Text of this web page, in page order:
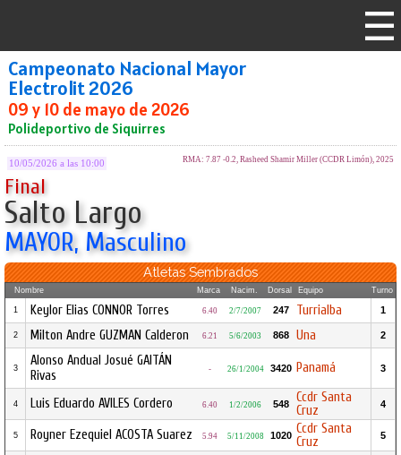
Campeonato Nacional Mayor
Electrolit 2026
09 y 10 de mayo de 2026
Polideportivo de Siquirres
10/05/2026 a las 10:00 RMA: 7.87 -0.2, Rasheed Shamir Miller (CCDR Limón), 2025
Final
Salto Largo
MAYOR, Masculino
Atletas Sembrados
Nombre Marca Nacim. Dorsal Equipo Turno
1 Keylor Elias CONNOR Torres 6.40 2/7/2007 247 Turrialba 1
2 Milton Andre GUZMAN Calderon 6.21 5/6/2003 868 Una 2
3
Alonso Andual Josué GAITÁN
Rivas
- 26/1/2004 3420 Panamá 3
4 Luis Eduardo AVILES Cordero 6.40 1/2/2006 548
Ccdr Santa
Cruz
4
5 Royner Ezequiel ACOSTA Suarez 5.94 5/11/2008 1020 Ccdr Santa
Cruz
5